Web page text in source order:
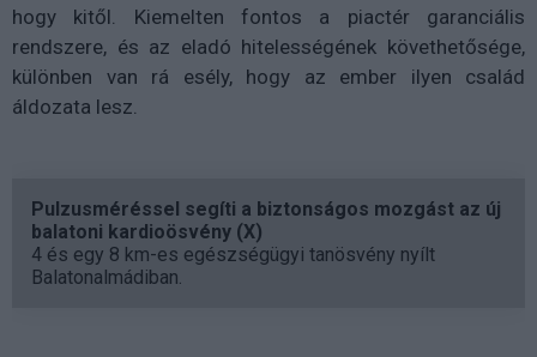
hogy kitől. Kiemelten fontos a piactér garanciális
rendszere, és az eladó hitelességének követhetősége,
különben van rá esély, hogy az ember ilyen család
áldozata lesz.
Pulzusméréssel segíti a biztonságos mozgást az új
balatoni kardioösvény (X)
4 és egy 8 km-es egészségügyi tanösvény nyílt
Balatonalmádiban.